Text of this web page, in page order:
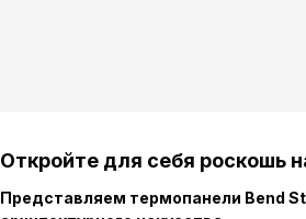
Откройте для себя роскошь
Представляем термопанели Bend